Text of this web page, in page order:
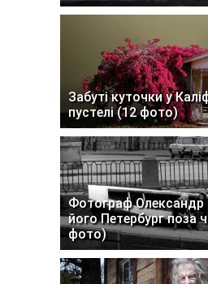
Забуті куточки у
пустелі (12 фото)
Фотограф Олександр
його Петербург поза
фото)